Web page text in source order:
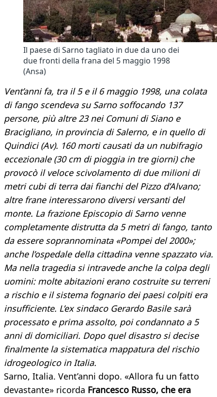
Il paese di Sarno tagliato in due da uno dei
due fronti della frana del 5 maggio 1998
(Ansa)
Vent’anni fa, tra il 5 e il 6 maggio 1998, una colata
di fango scendeva su Sarno soffocando 137
persone, più altre 23 nei Comuni di Siano e
Bracigliano, in provincia di Salerno, e in quello di
Quindici (Av). 160 morti causati da un nubifragio
eccezionale (30 cm di pioggia in tre giorni) che
provocò il veloce scivolamento di due milioni di
metri cubi di terra dai fianchi del Pizzo d’Alvano;
altre frane interessarono diversi versanti del
monte. La frazione Episcopio di Sarno venne
completamente distrutta da 5 metri di fango, tanto
da essere soprannominata «Pompei del 2000»;
anche l’ospedale della cittadina venne spazzato via.
Ma nella tragedia si intravede anche la colpa degli
uomini: molte abitazioni erano costruite su terreni
a rischio e il sistema fognario dei paesi colpiti era
insufficiente. L’ex sindaco Gerardo Basile sarà
processato e prima assolto, poi condannato a 5
anni di domiciliari. Dopo quel disastro si decise
finalmente la sistematica mappatura del rischio
idrogeologico in Italia.
Sarno, Italia. Vent’anni dopo. «Allora fu un fatto
devastante» ricorda Francesco Russo, che era